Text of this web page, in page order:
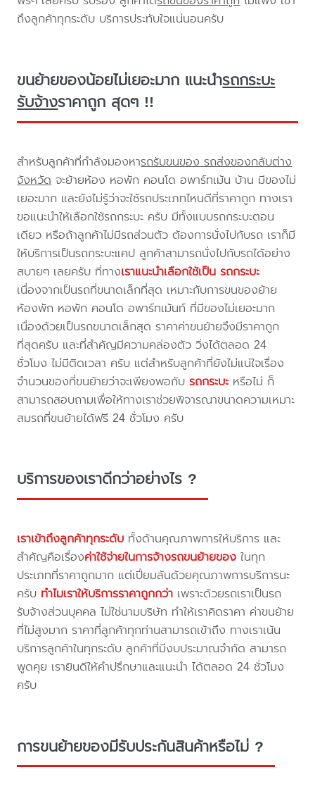
ถึงลูกค้าทุกระดับ บริการประทับใจแน่นอนครับ
ขนย้ายของน้อยไม่เยอะมาก แนะนำรถกระบะ
รับจ้างราคาถูก สุดๆ !!
สำหรับลูกค้าที่กำลังมองหารถรับขนของ รถส่งของกลับต่าง
จังหวัด จะย้ายห้อง หอพัก คอนโด อพาร์ทเม้น บ้าน มีของไม่
เยอะมาก และยังไม่รู้ว่าจะใช้รถประเภทไหนดีที่ราคาถูก ทางเรา
ขอแนะนำให้เลือกใช้รถกระบะ ครับ มีทั้งแบบรถกระบะตอน
เดียว หรือถ้าลูกค้าไม่มีรถส่วนตัว ต้องการนั่งไปกับรถ เราก็มี
ให้บริการเป็นรถกระบะแคป ลูกค้าสามารถนั่งไปกับรถได้อย่าง
สบายๆ เลยครับ ที่ทางเราแนะนำเลือกใช้เป็น รถกระบะ
เนื่องจากเป็นรถที่ขนาดเล็กที่สุด เหมาะกับการขนของย้าย
ห้องพัก หอพัก คอนโด อพาร์ทเม้นท์ ที่มีของไม่เยอะมาก
เนื่องด้วยเป็นรถขนาดเล็กสุด ราคาค่าขนย้ายจึงมีราคาถูก
ที่สุดครับ และที่สำคัญมีความคล่องตัว วิ่งได้ตลอด 24
ชั่วโมง ไม่มีติดเวลา ครับ แต่สำหรับลูกค้าที่ยังไม่แน่ใจเรื่อง
จำนวนของที่ขนย้ายว่าจะเพียงพอกับรถกระบะ หรือไม่ ก็
สามารถสอบถามเพื่อให้ทางเราช่วยพิจารณาขนาดความเหมาะ
สมรถที่ขนย้ายได้ฟรี 24 ชั่วโมง ครับ
บริการของเราดีกว่าอย่างไร ?
เราเข้าถึงลูกค้าทุกระดับ ทั้งด้านคุณภาพการให้บริการ และ
สำคัญคือเรื่องค่าใช้จ่ายในการจ้างรถขนย้ายของ ในทุก
ประเภทที่ราคาถูกมาก แต่เปี่ยมล้นด้วยคุณภาพการบริการนะ
ครับ ทำไมเราให้บริการราคาถูกกว่า เพราะด้วยรถเราเป็นรถ
รับจ้างส่วนบุคคล ไม่ใช่นามบริษัท ทำให้เราคิดราคา ค่าขนย้าย
ที่ไม่สูงมาก ราคาที่ลูกค้าทุกท่านสามารถเข้าถึง ทางเราเน้น
บริการลูกค้าในทุกระดับ ลูกค้าที่มีงบประมาณจำกัด สามารถ
พูดคุย เรายินดีให้คำปรึกษาและแนะนำ ได้ตลอด 24 ชั่วโมง
ครับ
การขนย้ายของมีรับประกันสินค้าหรือไม่ ?